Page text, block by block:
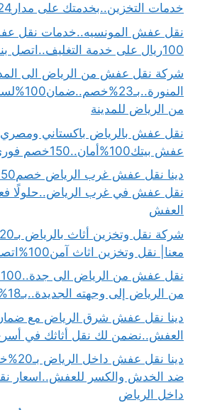
خدمات التخزين..بخدمتك على مدار24ساعة
نقل عفش المونسيه..خدمات نقل
100ريال على خدمة التغليف..اتصل بنا
شركة نقل عفش من الرياض الى
من الرياض للمدينة
نقل عفش بالرياض باكستاني
عفش بيتك100%أمان..150خصم فوري
العفش
معنا| نقل وتخزين اثاث آمن100%اتصل الان
من الرياض إلى وجهته الجديدة..بـ18%خصم
العفش..نضمن لك نقل أثاثك في
ضد الخدش والكسر للعفش..اسعار
داخل الرياض